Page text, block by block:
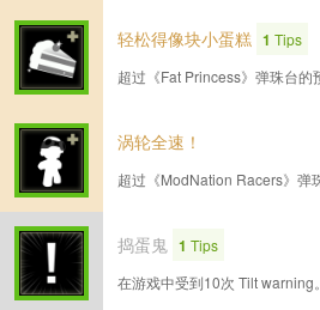
轻松得像块小蛋糕 1 Tips
超过《Fat Princess》弹珠台的
涡轮全速！
超过《ModNation Racers》弹
捣蛋鬼 1 Tips
在游戏中受到10次 Tilt warning。